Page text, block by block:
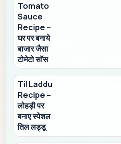
Tomato
Sauce
Recipe –
घर पर बनाये
बाजार जैसा
टोमेटो सॉस
Til Laddu
Recipe –
लोहड़ी पर
बनाए स्पेशल
तिल लड्डू